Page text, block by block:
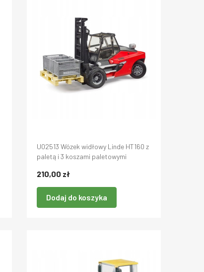
U02513 Wózek widłowy Linde HT160 z
paletą i 3 koszami paletowymi
210,00 zł
Dodaj do koszyka